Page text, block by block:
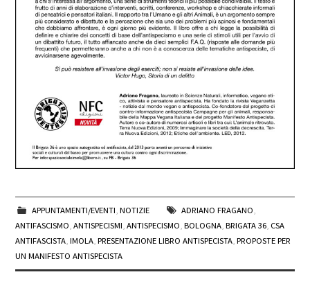
APPUNTAMENTI/EVENTI, NOTIZIE ADRIANO FRAGANO,
ANTIFASCISMO,ANTISPECISMI,ANTISPECISMO,BOLOGNA,BRIGATA 36, CSA
ANTIFASCISTA,IMOLA,PRESENTAZIONE LIBRO ANTISPECISTA,PROPOSTE PER
UN MANIFESTO ANTISPECISTA